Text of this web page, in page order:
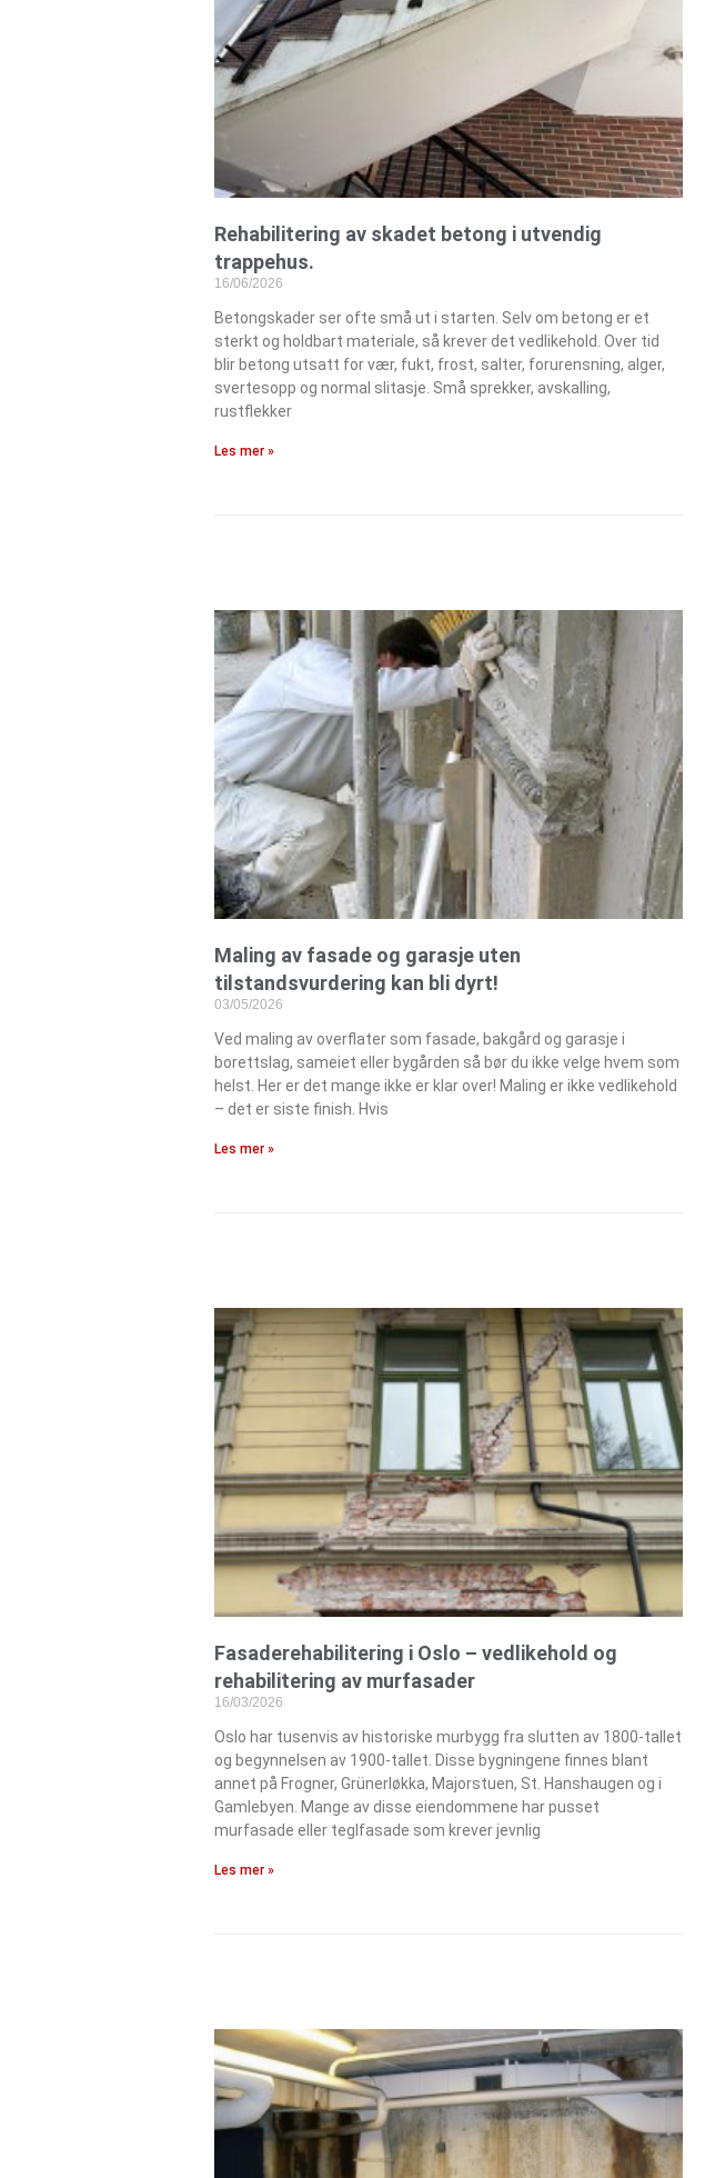
Rehabilitering av skadet betong i utvendig
trappehus.
16/06/2026
Betongskader ser ofte små ut i starten. Selv om betong er et
sterkt og holdbart materiale, så krever det vedlikehold. Over tid
blir betong utsatt for vær, fukt, frost, salter, forurensning, alger,
svertesopp og normal slitasje. Små sprekker, avskalling,
rustflekker
Les mer »
Maling av fasade og garasje uten
tilstandsvurdering kan bli dyrt!
03/05/2026
Ved maling av overflater som fasade, bakgård og garasje i
borettslag, sameiet eller bygården så bør du ikke velge hvem som
helst. Her er det mange ikke er klar over! Maling er ikke vedlikehold
– det er siste finish. Hvis
Les mer »
Fasaderehabilitering i Oslo – vedlikehold og
rehabilitering av murfasader
16/03/2026
Oslo har tusenvis av historiske murbygg fra slutten av 1800-tallet
og begynnelsen av 1900-tallet. Disse bygningene finnes blant
annet på Frogner, Grünerløkka, Majorstuen, St. Hanshaugen og i
Gamlebyen. Mange av disse eiendommene har pusset
murfasade eller teglfasade som krever jevnlig
Les mer »